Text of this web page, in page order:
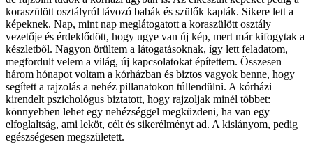
koraszülött osztályról távozó babák és szülők kapták. Sikere lett a
képeknek. Nap, mint nap meglátogatott a koraszülött osztály
vezetője és érdeklődött, hogy ugye van új kép, mert már kifogytak a
készletből. Nagyon örültem a látogatásoknak, így lett feladatom,
megfordult velem a világ, új kapcsolatokat építettem. Összesen
három hónapot voltam a kórházban és biztos vagyok benne, hogy
segített a rajzolás a nehéz pillanatokon túllendülni. A kórházi
kirendelt pszichológus biztatott, hogy rajzoljak minél többet:
könnyebben lehet egy nehézséggel megküzdeni, ha van egy
elfoglaltság, ami leköt, célt és sikerélményt ad. A kislányom, pedig
egészségesen megszületett.